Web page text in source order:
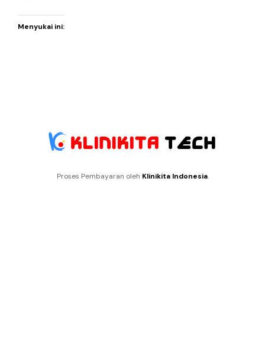
Menyukai ini:
Proses Pembayaran oleh Klinikita Indonesia.